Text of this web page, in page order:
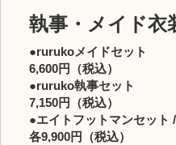
執事・メイド衣
●rurukoメイドセット
6,600円（税込）
●ruruko執事セット
7,150円（税込）
●エイトフットマンセット
各9,900円（税込）